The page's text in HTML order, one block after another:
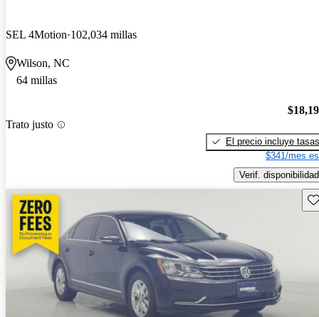
SEL 4Motion 102,034 millas
Wilson, NC
64 millas
Trato justo
El precio incluye tasas
$341/mes
Verif. disponibilidad